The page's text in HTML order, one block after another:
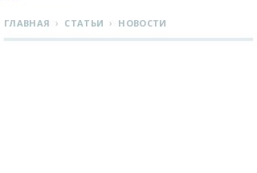
ГЛАВНАЯ › СТАТЬИ › НОВОСТИ